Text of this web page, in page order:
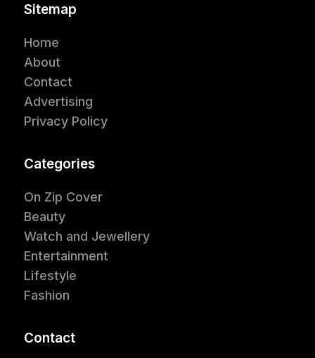
Sitemap
Home
About
Contact
Advertising
Privacy Policy
Categories
On Zip Cover
Beauty
Watch and Jewellery
Entertainment
Lifestyle
Fashion
Contact